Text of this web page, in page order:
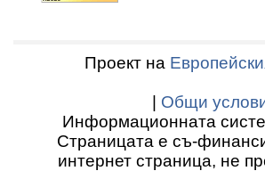
Проект на
Общи
Информационната
Страницата е съ-
интернет страница, не